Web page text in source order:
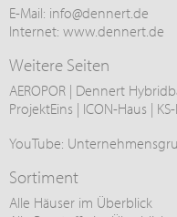
E-Mail: info@dennert.de
Internet: www.dennert.de
Weitere Seiten
AEROPOR | Dennert
ProjektEins | ICON-Haus |
YouTube:
Sortiment
Alle Häuser im Überblick